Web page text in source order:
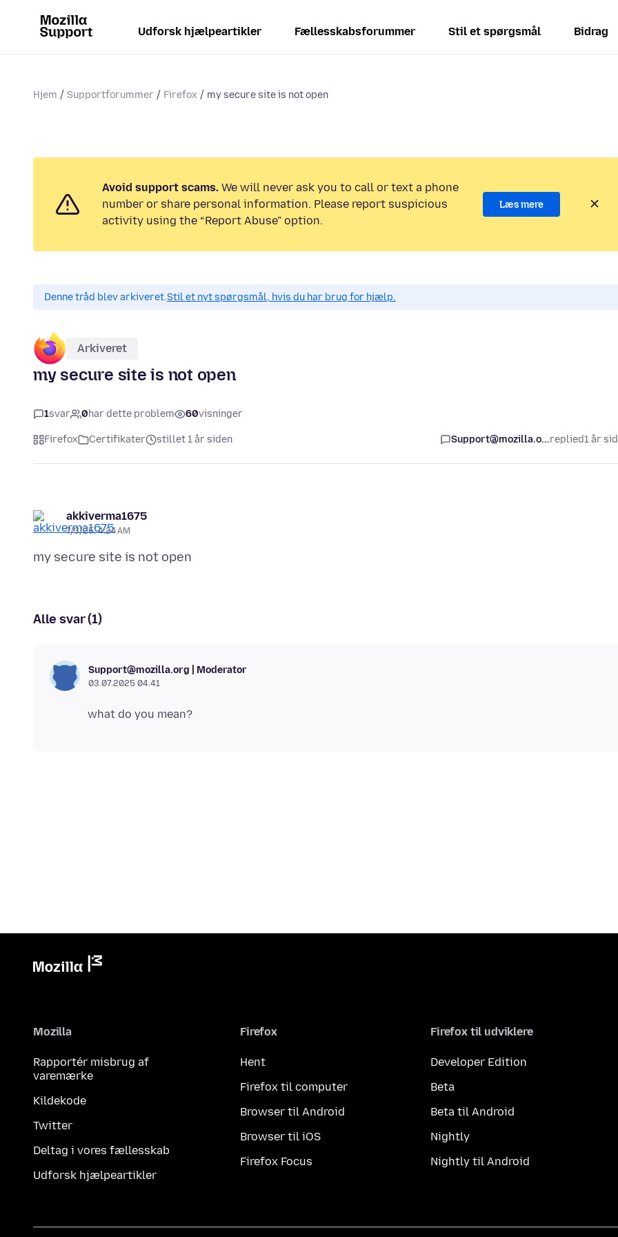
Udforsk hjælpeartikler Fællesskabsforummer Stil et spørgsmål Bidrag
Hjem Supportforummer Firefox my secure site is not open
Avoid support scams. We will never ask you to call or text a phone
number or share personal information. Please report suspicious
activity using the “Report Abuse” option.
Læs mere
Denne tråd blev arkiveret.Stil et nyt spørgsmål, hvis du har brug for hjælp.
Arkiveret
my secure site is not open
1svar 0har dette problem 60visninger
Firefox Certifikater stillet 1 år siden Support@mozilla.o...replied1 år
akkiverma1675
7/3/25, 4:24 AM
Alle svar (1)
Support@mozilla.org | Moderator
03.07.2025 04.41
Mozilla
Rapportér misbrug af
varemærke
Kildekode
Twitter
Deltag i vores fællesskab
Udforsk hjælpeartikler
Firefox
Hent
Firefox til computer
Browser til Android
Browser til iOS
Firefox Focus
Firefox til udviklere
Developer Edition
Beta
Beta til Android
Nightly
Nightly til Android